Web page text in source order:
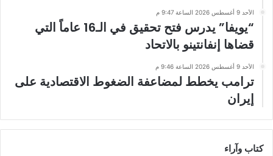
الأحد 9 أغسطس 2026 الساعة 9:47 م
“يويفا” يدرس فتح تحقيق في الـ16 عاماً التي
قضاها إنفانتينو بالاتحاد
الأحد 9 أغسطس 2026 الساعة 9:46 م
ترامب يخطط لمضاعفة الضغوط الاقتصادية على
إيران
كتاب وآراء